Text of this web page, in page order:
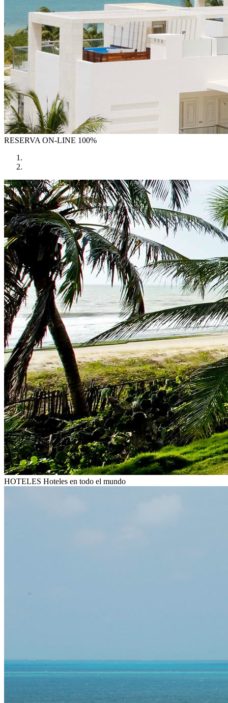
RESERVA ON-LINE 100%
HOTELES Hoteles en todo el mundo